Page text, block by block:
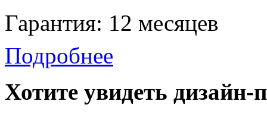
Гарантия: 12 месяцев
Подробнее
Хотите увидеть дизайн-